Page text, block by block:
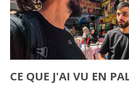
CE QUE J'AI VU EN